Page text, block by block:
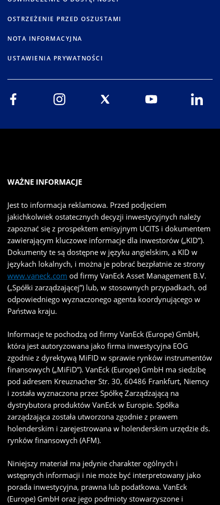
OSTRZEŻENIE PRZED OSZUSTAMI
NOTA INFORMACYJNA
USTAWIENIA PRYWATNOŚCI
WAŻNE INFORMACJE
Jest to informacja reklamowa. Przed podjęciem
jakichkolwiek ostatecznych decyzji inwestycyjnych należy
zapoznać się z prospektem emisyjnym UCITS i dokumentem
zawierającym kluczowe informacje dla inwestorów („KID”).
Dokumenty te są dostępne w języku angielskim, a KID w
językach lokalnych, i można je pobrać bezpłatnie ze strony
www.vaneck.com od firmy VanEck Asset Management B.V.
(„Spółki zarządzającej”) lub, w stosownych przypadkach, od
odpowiedniego wyznaczonego agenta koordynującego w
Państwa kraju.
Informacje te pochodzą od firmy VanEck (Europe) GmbH,
która jest autoryzowana jako firma inwestycyjna EOG
zgodnie z dyrektywą MiFID w sprawie rynków instrumentów
finansowych („MiFiD”). VanEck (Europe) GmbH ma siedzibę
pod adresem Kreuznacher Str. 30, 60486 Frankfurt, Niemcy
i została wyznaczona przez Spółkę Zarządzającą na
dystrybutora produktów VanEck w Europie. Spółka
zarządzająca została utworzona zgodnie z prawem
holenderskim i zarejestrowana w holenderskim urzędzie ds.
rynków finansowych (AFM).
Niniejszy materiał ma jedynie charakter ogólnych i
wstępnych informacji i nie może być interpretowany jako
porada inwestycyjna, prawna lub podatkowa. VanEck
(Europe) GmbH oraz jego podmioty stowarzyszone i